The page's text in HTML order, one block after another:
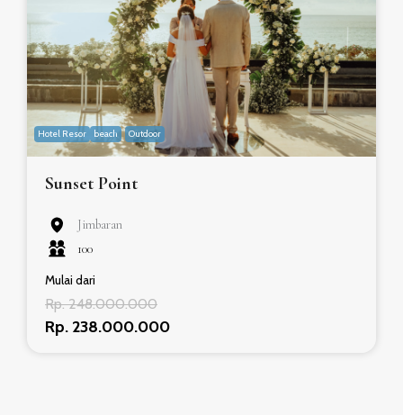
Hotel Resor beach Outdoor
Sunset Point
Jimbaran
100
Mulai dari
Rp. 248.000.000
Rp. 238.000.000